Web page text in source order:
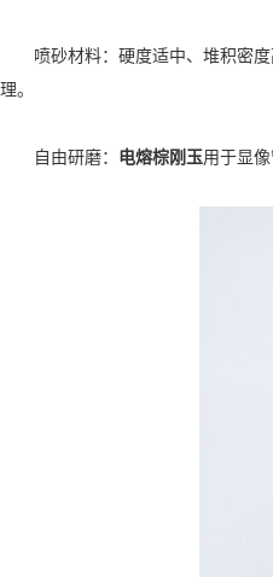
喷砂材料‌：硬度适中、堆积密度
理。
自由研磨‌： 电熔棕刚玉用于显